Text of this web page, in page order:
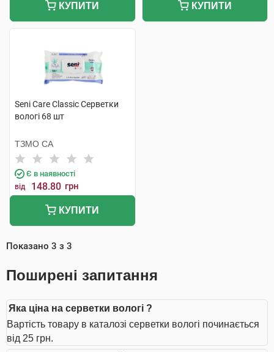
КУПИТИ КУПИТИ
Seni Care Classic Серветки
вологі 68 шт
ТЗМО СА
Є в наявності
від 148.80 грн
КУПИТИ
Показано 3 з 3
Поширені запитання
Яка ціна на серветки вологі ?
Вартість товару в каталозі серветки вологі починається
від 25 грн.